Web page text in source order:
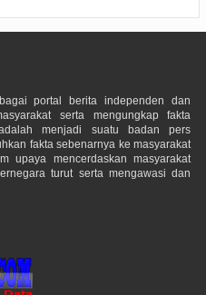
portal berita independen dan
serta mengungkap fakta
menjadi suatu badan pers
fakta sebenarnya ke masyarakat
upaya mencerdaskan masyarakat
turut serta mengawasi dan